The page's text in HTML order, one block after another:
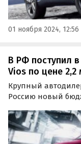
01 ноября 2024, 12:56
В РФ поступил
Vios по цене 2,2
Крупный
Россию новый
Hyundai Solaris.
пишут